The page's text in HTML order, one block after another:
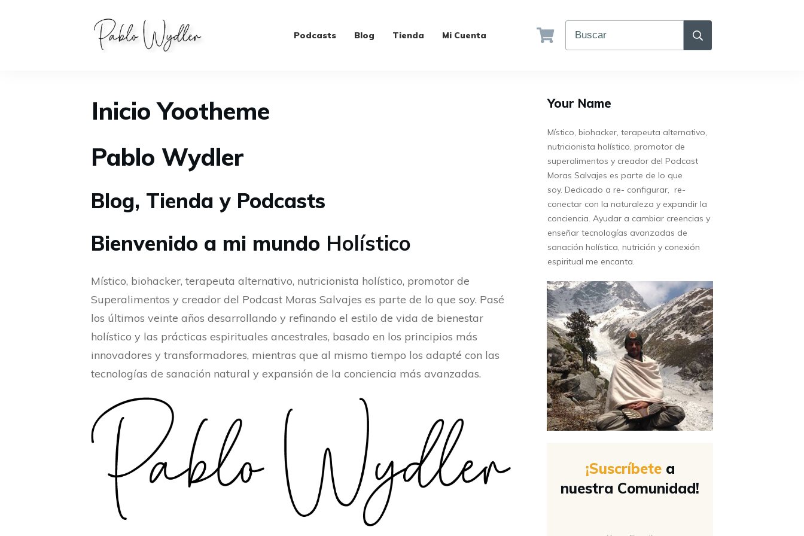
Podcasts Blog Tienda Mi Cuenta
Inicio Yootheme
Pablo Wydler
Blog, Tienda y Podcasts
Bienvenido a mi mundo Holístico
Místico, biohacker, terapeuta alternativo, nutricionista holístico, promotor de
Superalimentos y creador del Podcast Moras Salvajes es parte de lo que soy. Pasé
los últimos veinte años desarrollando y refinando el estilo de vida de bienestar
holístico y las prácticas espirituales ancestrales, basado en los principios más
innovadores y transformadores, mientras que al mismo tiempo los adapté con las
tecnologías de sanación natural y expansión de la conciencia más avanzadas.
Your Name
Místico, biohacker, terapeuta alternativo,
nutricionista holístico, promotor de
superalimentos y creador del Podcast
Moras Salvajes es parte de lo que
soy. Dedicado a re- configurar, re-
conectar con la naturaleza y expandir la
conciencia. Ayudar a cambiar creencias y
enseñar tecnologías avanzadas de
sanación holística, nutrición y conexión
espiritual me encanta.
¡Suscríbetea
nuestra Comunidad!